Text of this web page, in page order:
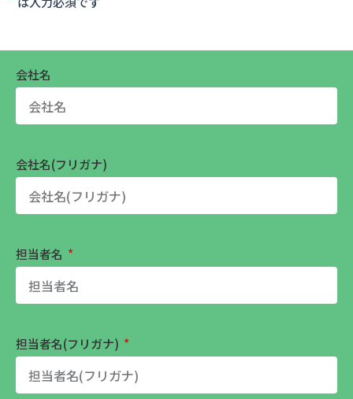
会社名
会社名(フリガナ)
担当者名
担当者名(フリガナ)